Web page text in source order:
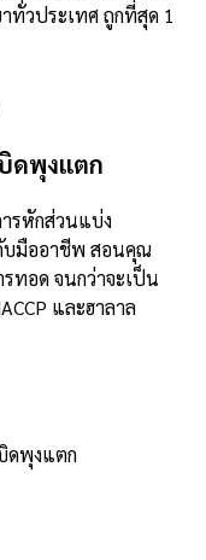
ทั่วประเทศ ถูกที่สุด 1
ดพุงแตก
รหักส่วนแบ่ง
บมืออาชีพ สอนคุณ
ทอด จนกว่าจะเป็น
และฮาลาล
ดพุงแตก